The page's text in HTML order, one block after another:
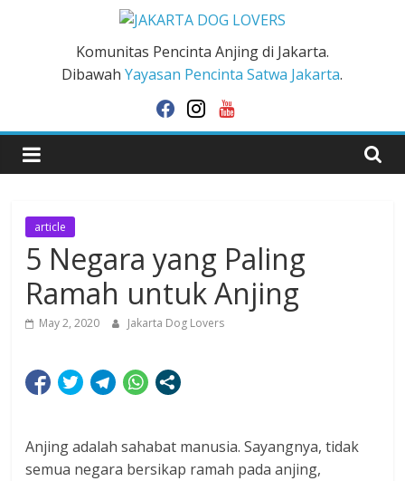
JAKARTA
LOVERS
Komunitas Pencinta Anjing di Jakarta.
DibawahYayasan Pencinta Satwa Jakarta.
facebookinstagram
youtube
article
5 Negara yang Paling
Ramah untuk Anjing
May 2, 2020 Jakarta Dog Lovers
Anjing adalah sahabat manusia. Sayangnya, tidak
semua negara bersikap ramah pada anjing,